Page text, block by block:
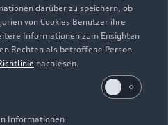
darüber zu speichern, ob
von Cookies Benutzer ihre
Informationen zum Ensighten
Rechten als betroffene Person
nachlesen.
Informationen